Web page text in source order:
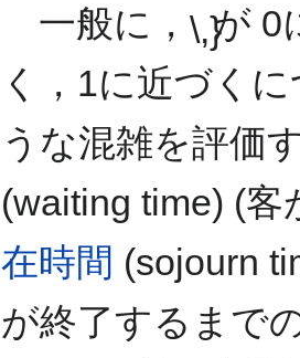
一般に，
が 0
く，1に近づく
うな混雑を評価
(waiting time) (
在時間 (sojourn
が終了するまで